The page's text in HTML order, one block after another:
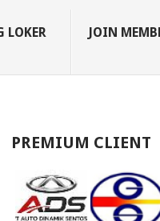
LOKER JOIN
PREMIUM CLIENT